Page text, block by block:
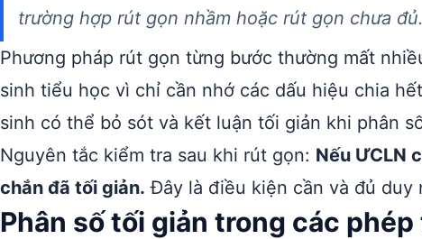
trường hợp rút gọn nhầm hoặc rút gọn chưa đủ.
Phương pháp rút gọn từng bước thường mất
sinh tiểu học vì chỉ cần nhớ các dấu hiệu chia
sinh có thể bỏ sót và kết luận tối giản khi phân
Nguyên tắc kiểm tra sau khi rút gọn: Nếu ƯCLN
chắn đã tối giản. Đây là điều kiện cần và đủ duy
Phân số tối giản trong các